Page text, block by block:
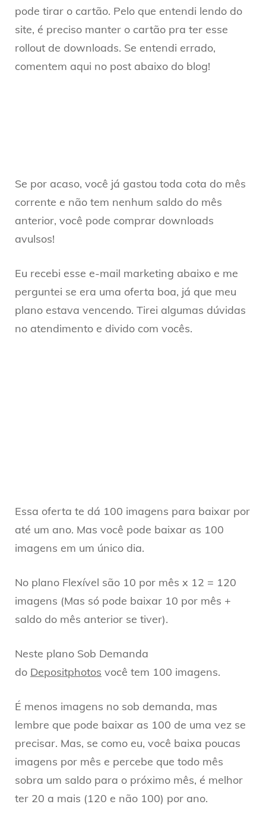
pode tirar o cartão. Pelo que entendi lendo do
site, é preciso manter o cartão pra ter esse
rollout de downloads. Se entendi errado,
comentem aqui no post abaixo do blog!
Se por acaso, você já gastou toda cota do mês
corrente e não tem nenhum saldo do mês
anterior, você pode comprar downloads
avulsos!
Eu recebi esse e-mail marketing abaixo e me
perguntei se era uma oferta boa, já que meu
plano estava vencendo. Tirei algumas dúvidas
no atendimento e divido com vocês.
Essa oferta te dá 100 imagens para baixar por
até um ano. Mas você pode baixar as 100
imagens em um único dia.
No plano Flexível são 10 por mês x 12 = 120
imagens (Mas só pode baixar 10 por mês +
saldo do mês anterior se tiver).
Neste plano Sob Demanda
do Depositphotos você tem 100 imagens.
É menos imagens no sob demanda, mas
lembre que pode baixar as 100 de uma vez se
precisar. Mas, se como eu, você baixa poucas
imagens por mês e percebe que todo mês
sobra um saldo para o próximo mês, é melhor
ter 20 a mais (120 e não 100) por ano.